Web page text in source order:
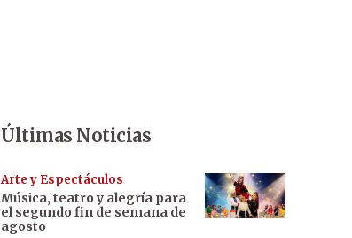
Últimas Noticias
Arte y Espectáculos
Música, teatro y alegría para
el segundo fin de semana de
agosto